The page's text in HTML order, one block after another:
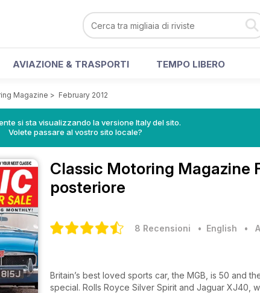
AVIAZIONE & TRASPORTI TEMPO LIBERO
Magazine > February 2012
si sta visualizzando la versione Italy del sito.
Volete passare al vostro sito locale?
Classic Motoring Magazine
posteriore
8 Recensioni • English •
Britain’s best loved sports car, the MGB, is 50 and
special. Rolls Royce Silver Spirit and Jaguar XJ40,